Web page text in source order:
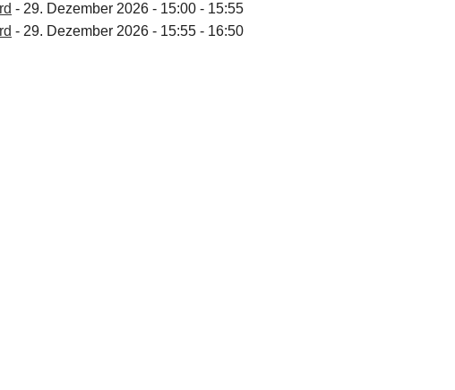
- 29. Dezember 2026 - 15:00 - 15:55
- 29. Dezember 2026 - 15:55 - 16:50